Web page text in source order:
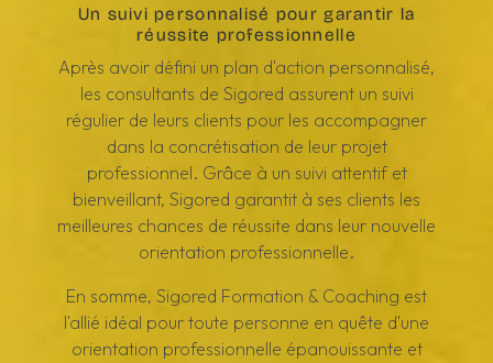
Un suivi personnalisé pour garantir la
réussite professionnelle
Après avoir défini un plan d'action personnalisé,
les consultants de Sigored assurent un suivi
régulier de leurs clients pour les accompagner
dans la concrétisation de leur projet
professionnel. Grâce à un suivi attentif et
bienveillant, Sigored garantit à ses clients les
meilleures chances de réussite dans leur nouvelle
orientation professionnelle.
En somme, Sigored Formation & Coaching est
l'allié idéal pour toute personne en quête d'une
orientation professionnelle épanouissante et